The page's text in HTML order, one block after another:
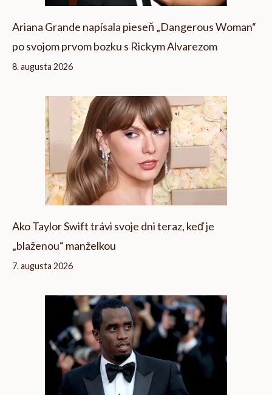
Ariana Grande napísala pieseň „Dangerous Woman“
po svojom prvom bozku s Rickym Alvarezom
8. augusta 2026
Ako Taylor Swift trávi svoje dni teraz, keď je
„blaženou“ manželkou
7. augusta 2026